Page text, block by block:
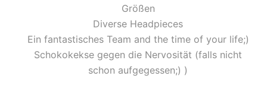
Größen
Diverse Headpieces
Ein fantastisches Team and the time of your life;)
Schokokekse gegen die Nervosität (falls nicht
schon aufgegessen;) )